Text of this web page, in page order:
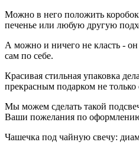
Можно в него положить
печенье или любую другую
А можно и ничего не класть -
сам по себе.
Красивая стильная упаковка
прекрасным подарком не только
Мы можем сделать такой
Ваши пожелания по
Чашечка под чайную свечу: